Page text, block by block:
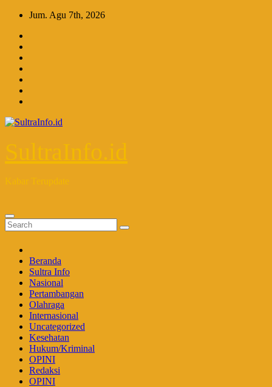
Skip
content
Jum. Agu 7th, 2026
SultraInfo.id
Kabar Terupdate
Beranda
Sultra Info
Nasional
Pertambangan
Olahraga
Internasional
Uncategorized
Kesehatan
Hukum/Kriminal
OPINI
Redaksi
OPINI